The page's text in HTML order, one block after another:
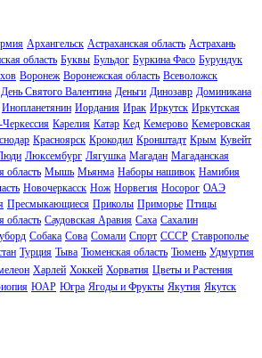
Архангельск Астраханская область Астрахань
область Буквы Бульдог Буркина Фасо Бурундук
Воронеж Воронежская область Всеволожск
День Святого Валентина Деньги Динозавр Доминикана
Инопланетянин Иордания Ирак Иркутск Иркутская
Карелия Катар Кед Кемерово Кемеровская
Красноярск Крокодил Кронштадт Крым Кувейт
Люксембург Лягушка Магадан Магаданская
область Мышь Мьянма Наборы нашивок Намибия
Новочеркасск Нож Норвегия Носорог ОАЭ
Пресмыкающиеся Приколы Приморье Птицы
область Саудовская Аравия Саха Сахалин
Собака Сова Сомали Спорт СССР Ставрополье
Турция Тыва Тюменская область Тюмень Удмуртия
Харлей Хоккей Хорватия Цветы и Растения
ЮАР Югра Ягоды и Фрукты Якутия Якутск